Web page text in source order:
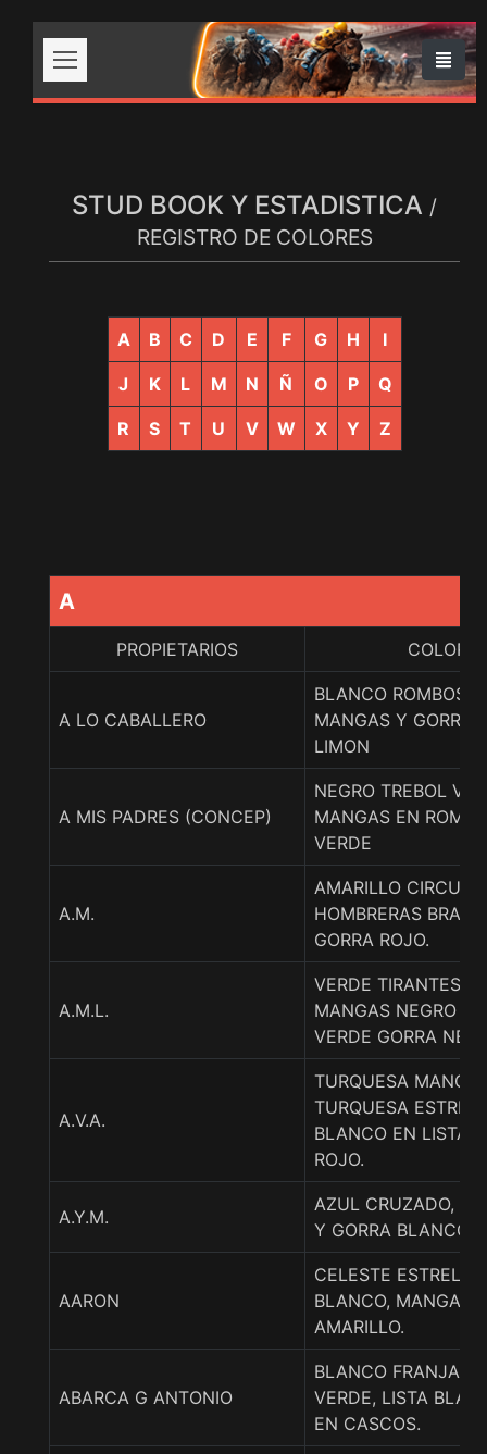
STUD BOOK Y ESTADISTICA /
REGISTRO DE COLORES
A B C D E F G H I
J K L M N Ñ O P Q
R S T U V W X Y Z
A
PROPIETARIOS
A LO CABALLERO
BLANCO ROMBOS
MANGAS Y GORRA
LIMON
A MIS PADRES (CONCEP)
NEGRO TREBOL
MANGAS EN
VERDE
A.M.
AMARILLO CIRCULO
HOMBRERAS
GORRA ROJO.
A.M.L.
VERDE TIRANTES
MANGAS NEGRO
VERDE GORRA
A.V.A.
TURQUESA
TURQUESA
BLANCO EN LISTA,
ROJO.
A.Y.M.
AZUL CRUZADO,
Y GORRA BLANCO.
AARON
CELESTE
BLANCO, MANGAS
AMARILLO.
ABARCA G ANTONIO
BLANCO FRANJA Y
VERDE, LISTA
EN CASCOS.